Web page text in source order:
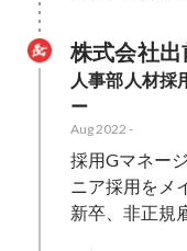
株式会社
人事部人材採
ー
Aug 2022 -
採用Gマネー
ニア採用をメ
新卒、非正規